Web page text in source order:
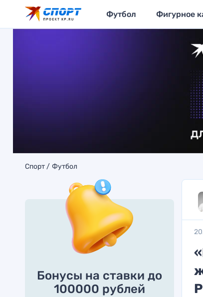
Футбол Фигурное
Спорт Футбол
Бонусы на ставки до
100000 рублей